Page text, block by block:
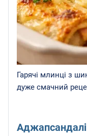
Гарячі млинці з
дуже смачний
Аджапсандалі